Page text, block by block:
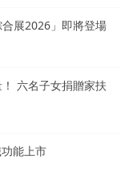
展2026」即將登場
六名子女捐贈家扶
能上市